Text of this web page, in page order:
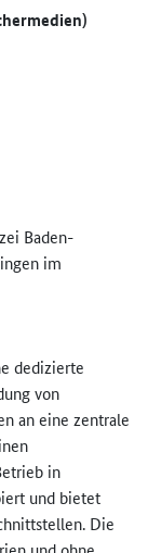
Baden-
im
dedizierte
von
an eine zentrale
in
und bietet
Die